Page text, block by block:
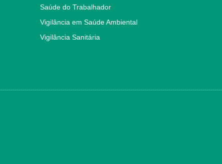
Saúde do Trabalhador
Vigilância em Saúde Ambiental
Vigilância Sanitária